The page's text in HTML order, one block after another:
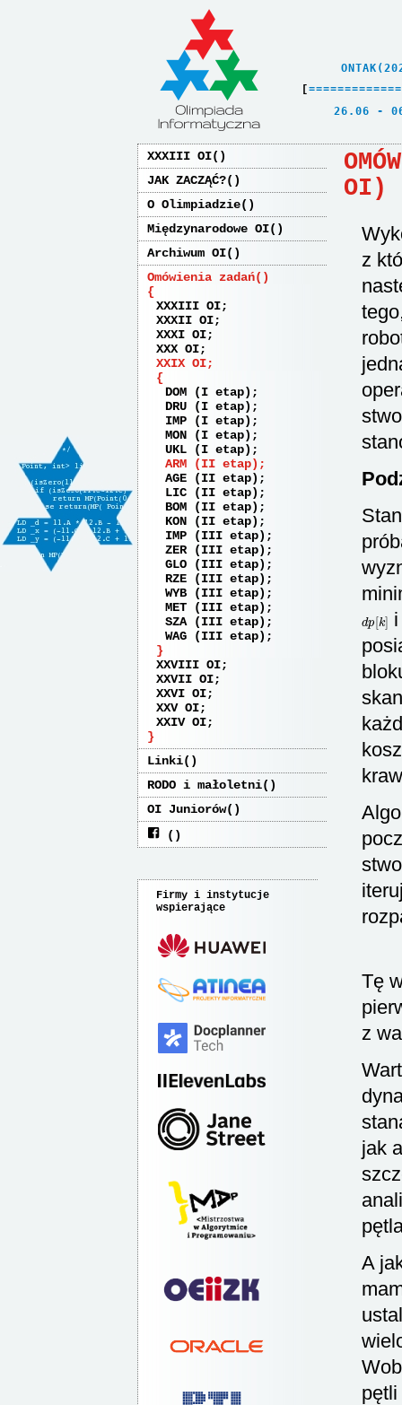
[ =============
26.06
XXXIII OI
JAK ZACZĄĆ?
O Olimpiadzie
Międzynarodowe OI
Archiwum OI
Omówienia zadań
XXXIII OI
XXXII OI
XXXI OI
XXX OI
XXIX OI
DOM (I etap)
DRU (I etap)
IMP (I etap)
MON (I etap)
UKL (I etap)
ARM (II etap)
AGE (II etap)
LIC (II etap)
BOM (II etap)
KON (II etap)
IMP (III etap)
ZER (III etap)
GLO (III etap)
RZE (III etap)
WYB (III etap)
MET (III etap)
SZA (III etap)
WAG (III etap)
XXVIII OI
XXVII OI
XXVI OI
XXV OI
XXIV OI
Linki
RODO i małoletni
OI Juniorów
Firmy i instytucje
wspierające
OI)
z
d [k]
Tę
z
jak
A